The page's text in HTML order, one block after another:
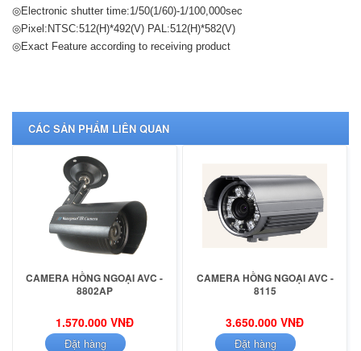
◎Electronic shutter time:1/50(1/60)-1/100,000sec
◎Pixel:NTSC:512(H)*492(V) PAL:512(H)*582(V)
◎Exact Feature according to receiving product
CÁC SẢN PHẨM LIÊN QUAN
CAMERA HỒNG NGOẠI AVC -
8115
3.650.000 VNĐ
Đặt hàng
CAMERA HỒNG NGOẠI AVC -
8802AP
1.570.000 VNĐ
Đặt hàng